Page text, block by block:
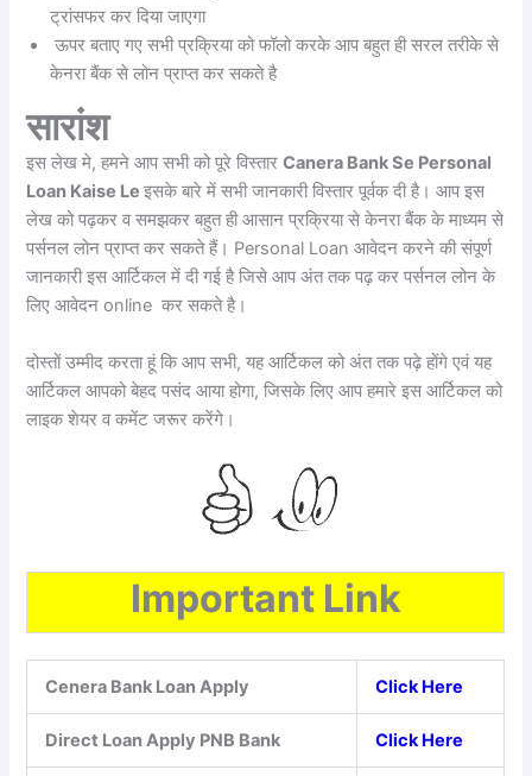
ट्रांसफर कर दिया जाएगा
ऊपर बताए गए सभी प्रक्रिया को फॉलो करके आप बहुत ही सरल तरीके से
केनरा बैंक से लोन प्राप्त कर सकते है
सारांश
इस लेख मे, हमने आप सभी को पूरे विस्तारCanera Bank Se Personal
Loan Kaise Leइसके बारे में सभी जानकारी विस्तार पूर्वक दी है। आप इस
लेख को पढ़कर व समझकर बहुत ही आसान प्रक्रिया से केनरा बैंक के माध्यम से
पर्सनल लोन प्राप्त कर सकते हैं। Personal Loan आवेदन करने की संपूर्ण
जानकारी इस आर्टिकल में दी गई है जिसे आप अंत तक पढ़ कर पर्सनल लोन के
लिए आवेदन online कर सकते है।
दोस्तों उम्मीद करता हूं कि आप सभी, यह आर्टिकल को अंत तक पढ़े होंगे एवं यह
आर्टिकल आपको बेहद पसंद आया होगा, जिसके लिए आप हमारे इस आर्टिकल को
लाइक शेयर व कमेंट जरूर करेंगे।
Important Link
Cenera Bank Loan Apply Click Here
Direct Loan Apply PNB Bank Click Here